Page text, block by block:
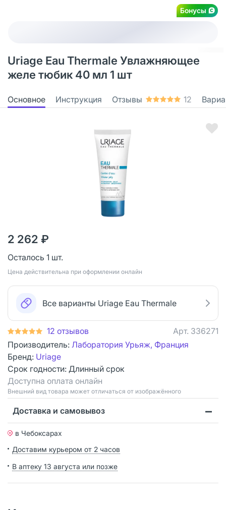
Бонусы
Uriage Eau Thermale Увлажняющее
желе тюбик 40 мл 1 шт
Основное Инструкция Отзывы 12
2 262 ₽
Осталось 1 шт.
Цена действительна при оформлении онлайн
Все варианты Uriage Eau Thermale
12 отзывов Арт. 336271
Производитель: Лаборатория Урьяж, Франция
Бренд: Uriage
Срок годности: Длинный срок
Доступна оплата онлайн
Bнешний вид товара может отличаться от изображённого
Доставка и самовывоз
в Чебоксарах
Доставим курьером от 2 часов
В аптеку 13 августа или позже